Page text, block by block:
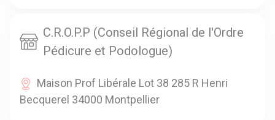
C.R.O.P.P (Conseil Régional de l'Ordre
Pédicure et Podologue)
Maison Prof Libérale Lot 38 285 R Henri
Becquerel 34000 Montpellier